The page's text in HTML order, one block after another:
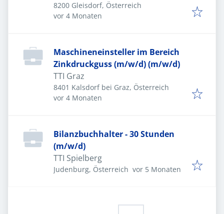
8200 Gleisdorf, Österreich
Veröffentlicht:
vor 4 Monaten
Maschineneinsteller im Bereich
Zinkdruckguss (m/w/d) (m/w/d)
TTI Graz
8401 Kalsdorf bei Graz, Österreich
Veröffentlicht:
vor 4 Monaten
Bilanzbuchhalter - 30 Stunden
(m/w/d)
TTI Spielberg
Judenburg, Österreich Veröffentlicht:
vor 5 Monaten